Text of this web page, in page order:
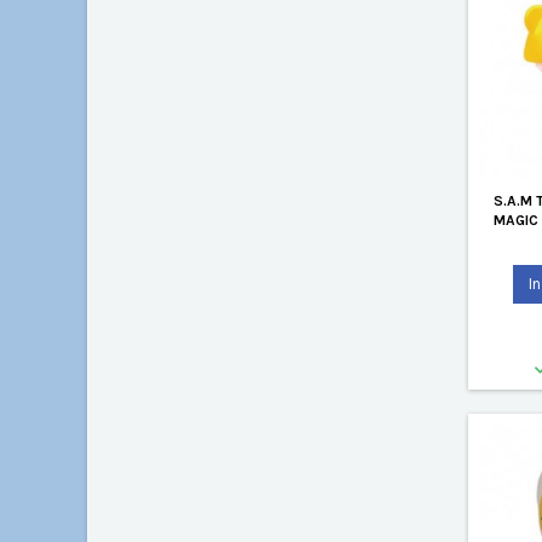
S.A.M
MAGIC